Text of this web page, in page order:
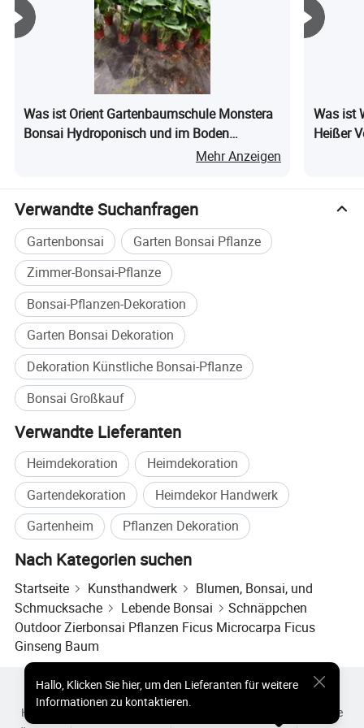
Was ist Orient Gartenbaumschule Monstera
Bonsai Hydroponisch und im Boden
Mehr Anzeigen
Was ist
Heißer
Verwandte Suchanfragen
Gartenbonsai
Garten Bonsai Pflanze
Zimmer-Bonsai-Pflanze
Bonsai-Pflanzen-Dekoration
Garten Bonsai Dekoration
Dekoration Künstliche Bonsai-Pflanze
Bonsai Großkauf
Verwandte Lieferanten
Heimdekoration
Heimdekoration
Gartendekoration
Heimdekor Handwerk
Gartenheim
Pflanzen Dekoration
Nach Kategorien suchen
Startseite Kunsthandwerk
Blumen, Bonsai, und
Schmucksache
Lebende Bonsai
Schnäppchen
Outdoor Zierbonsai Pflanzen Ficus Microcarpa Ficus
Ginseng Baum
Hallo, Klicken Sie hier, um den Lieferanten für weitere
Informationen zu kontaktieren.
Heiße Produkte
Heiße Produkte Preis
Heiße Großhandelsprodukte
Einblicke